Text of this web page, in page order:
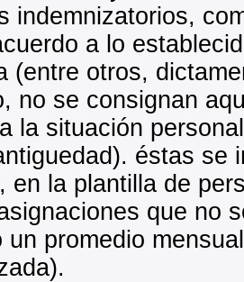
indemnizatorios,
a lo
(entre otros,
no se consignan
la situación
éstas se
en la plantilla de
que no
un promedio